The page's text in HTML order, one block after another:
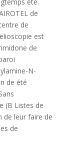
de
de
est
de
N-
de été
(B Listes de
de leur faire de
de